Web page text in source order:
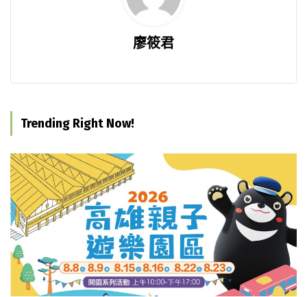
廖筱君
Trending Right Now!